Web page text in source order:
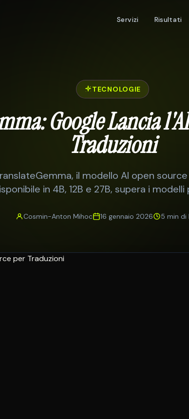
Servizi Risultati
TECNOLOGIE
Google Lancia
Traduzioni
il modello AI open
in 4B, 12B e 27B, supera i modelli
Cosmin-Anton Mihoc 16 gennaio 2026 5 min di